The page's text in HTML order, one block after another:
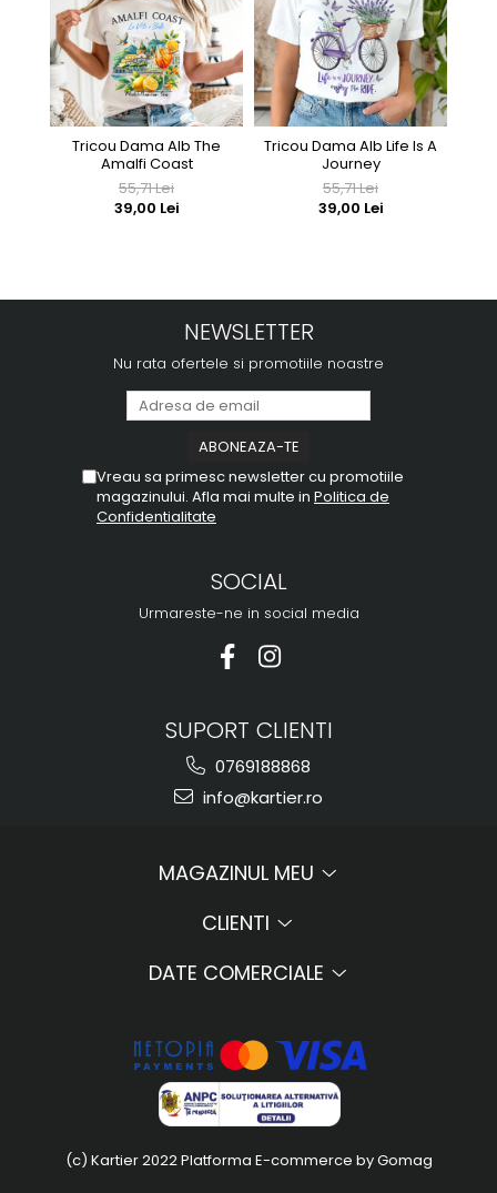
Tricou Dama Alb The
Amalfi Coast
55,71 Lei
39,00 Lei
Tricou Dama Alb Life Is A
Journey
55,71 Lei
39,00 Lei
NEWSLETTER
Nu rata ofertele si promotiile noastre
Vreau sa primesc newsletter cu promotiile
magazinului. Afla mai multe in Politica de
Confidentialitate
SOCIAL
Urmareste-ne in social media
SUPORT CLIENTI
0769188868
info@kartier.ro
MAGAZINUL MEU
CLIENTI
DATE COMERCIALE
(c) Kartier 2022Platforma E-commerce by Gomag